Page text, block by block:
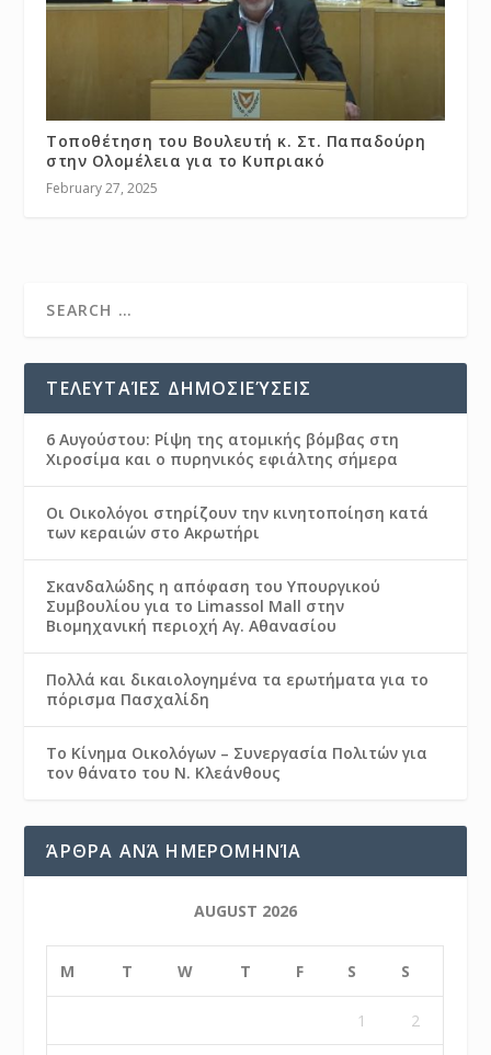
Τοποθέτηση του Βουλευτή κ. Στ. Παπαδούρη
στην Ολομέλεια για το Κυπριακό
February 27, 2025
ΤΕΛΕΥΤΑΊΕΣ ΔΗΜΟΣΙΕΎΣΕΙΣ
6 Αυγούστου: Ρίψη της ατομικής βόμβας στη
Χιροσίμα και ο πυρηνικός εφιάλτης σήμερα
Οι Οικολόγοι στηρίζουν την κινητοποίηση κατά
των κεραιών στο Ακρωτήρι
Σκανδαλώδης η απόφαση του Υπουργικού
Συμβουλίου για το Limassol Mall στην
Βιομηχανική περιοχή Αγ. Αθανασίου
Πολλά και δικαιολογημένα τα ερωτήματα για το
πόρισμα Πασχαλίδη
Το Κίνημα Οικολόγων – Συνεργασία Πολιτών για
τον θάνατο του Ν. Κλεάνθους
ΆΡΘΡΑ ΑΝΆ ΗΜΕΡΟΜΗΝΊΑ
AUGUST 2026
M T W T F S S
1 2